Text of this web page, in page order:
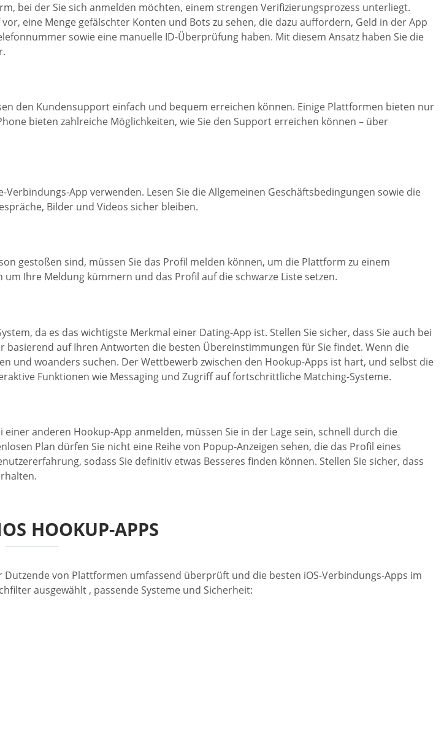
bei der Sie sich anmelden möchten, einem strengen Verifizierungsprozess unterliegt.
eine Menge gefälschter Konten und Bots zu sehen, die dazu auffordern, Geld in der App
sowie eine manuelle ID-Überprüfung haben. Mit diesem Ansatz haben Sie die
den Kundensupport einfach und bequem erreichen können. Einige Plattformen bieten nur
bieten zahlreiche Möglichkeiten, wie Sie den Support erreichen können – über
App verwenden. Lesen Sie die Allgemeinen Geschäftsbedingungen sowie die
Bilder und Videos sicher bleiben.
gestoßen sind, müssen Sie das Profil melden können, um die Plattform zu einem
Ihre Meldung kümmern und das Profil auf die schwarze Liste setzen.
da es das wichtigste Merkmal einer Dating-App ist. Stellen Sie sicher, dass Sie auch bei
auf Ihren Antworten die besten Übereinstimmungen für Sie findet. Wenn die
woanders suchen. Der Wettbewerb zwischen den Hookup-Apps ist hart, und selbst die
Funktionen wie Messaging und Zugriff auf fortschrittliche Matching-Systeme.
anderen Hookup-App anmelden, müssen Sie in der Lage sein, schnell durch die
Plan dürfen Sie nicht eine Reihe von Popup-Anzeigen sehen, die das Profil eines
sodass Sie definitiv etwas Besseres finden können. Stellen Sie sicher, dass
HOOKUP-APPS
von Plattformen umfassend überprüft und die besten iOS-Verbindungs-Apps im
ausgewählt , passende Systeme und Sicherheit: